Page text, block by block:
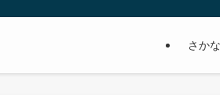
さか